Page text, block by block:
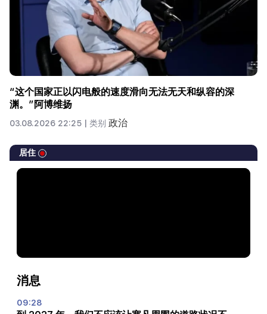
“这个国家正以闪电般的速度滑向无法无天和纵容的深
渊。”阿博维扬
03.08.2026 22:25 | 类别 政治
居住
消息
09:28